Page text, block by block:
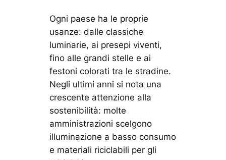
Ogni paese ha le proprie
usanze: dalle classiche
luminarie, ai presepi viventi,
fino alle grandi stelle e ai
festoni colorati tra le stradine.
Negli ultimi anni si nota una
crescente attenzione alla
sostenibilità: molte
amministrazioni scelgono
illuminazione a basso consumo
e materiali riciclabili per gli